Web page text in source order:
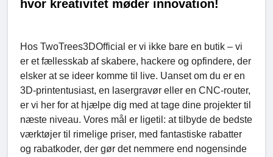
hvor kreativitet møder innovation!
Hos TwoTrees3DOfficial er vi ikke bare en butik – vi
er et fællesskab af skabere, hackere og opfindere, der
elsker at se ideer komme til live. Uanset om du er en
3D-printentusiast, en lasergravør eller en CNC-router,
er vi her for at hjælpe dig med at tage dine projekter til
næste niveau. Vores mål er ligetil: at tilbyde de bedste
værktøjer til rimelige priser, med fantastiske rabatter
og rabatkoder, der gør det nemmere end nogensinde